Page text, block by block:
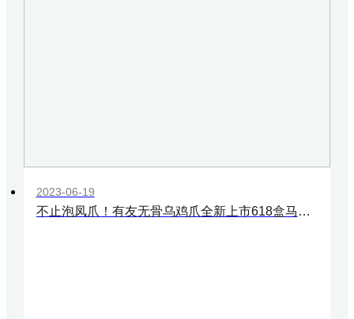
2023-06-19
不止泡凤爪！有友无骨乌鸡爪全新上市618盒马独家首发！